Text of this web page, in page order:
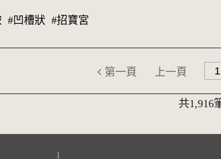
#凹槽狀 #招寶宮
第一頁 上一頁
共1,916